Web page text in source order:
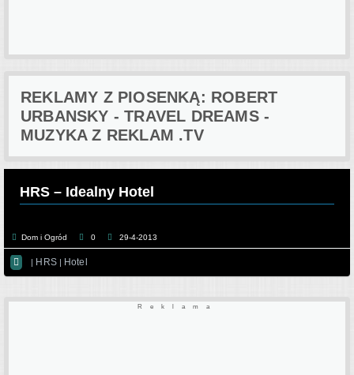
REKLAMY Z PIOSENKĄ: ROBERT
URBANSKY - TRAVEL DREAMS -
MUZYKA Z REKLAM .TV
HRS – Idealny Hotel
Dom i Ogród 0 29-4-2013
 | HRS| Hotel
Reklama